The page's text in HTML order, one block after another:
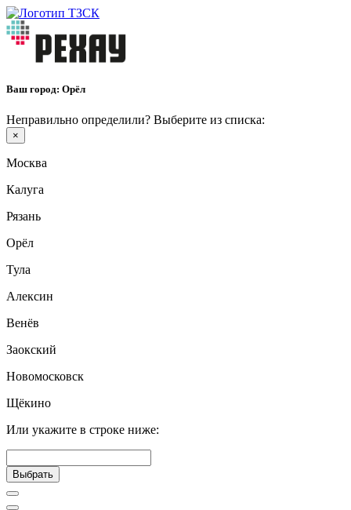
Ваш город: Орёл
Неправильно определили? Выберите из списка:
×
Москва
Калуга
Рязань
Орёл
Тула
Алексин
Венёв
Заокский
Новомосковск
Щёкино
Или укажите в строке ниже:
Выбрать